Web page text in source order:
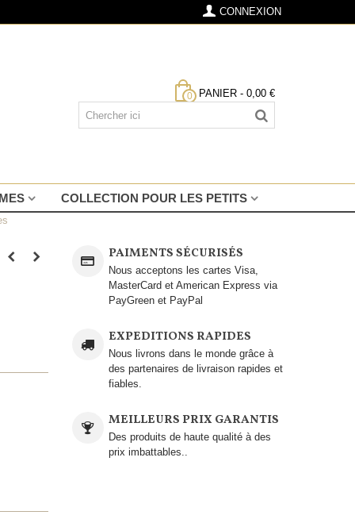
CONNEXION
0 PANIER - 0,00 €
COLLECTION POUR LES PETITS
PAIMENTS SÉCURISÉS
Nous acceptons les cartes Visa,
MasterCard et American Express via
PayGreen et PayPal
EXPEDITIONS RAPIDES
Nous livrons dans le monde grâce à
des partenaires de livraison rapides et
fiables.
MEILLEURS PRIX GARANTIS
Des produits de haute qualité à des
prix imbattables..